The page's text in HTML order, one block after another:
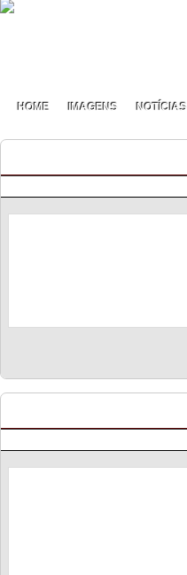
HOME IMAGENS NOTÍCIAS